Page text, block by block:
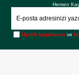
Hemen
Üyelik koşullarını ve